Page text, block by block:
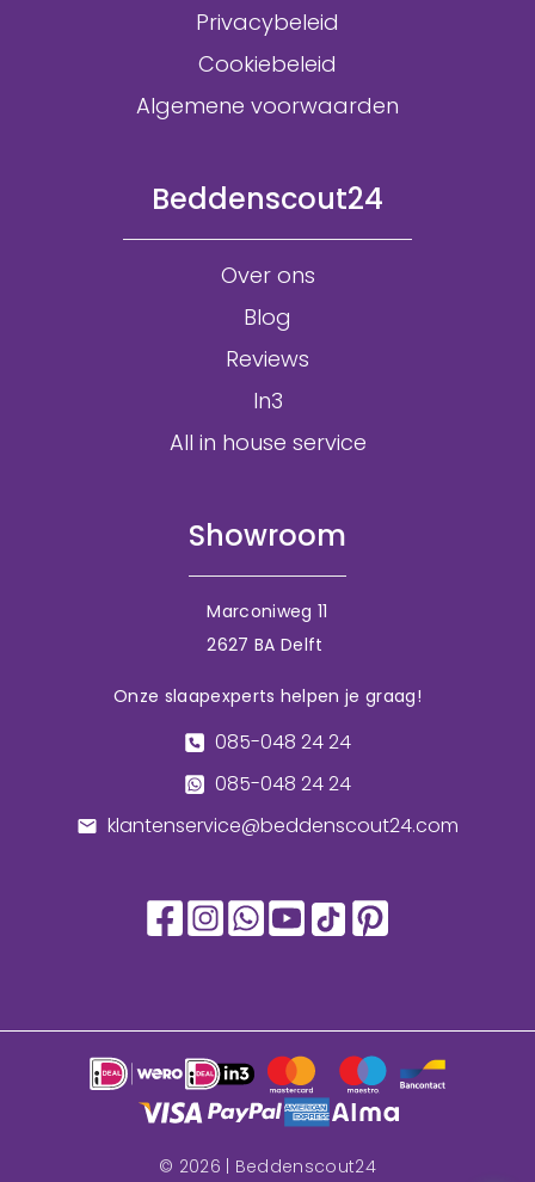
Privacybeleid
Cookiebeleid
Algemene voorwaarden
Beddenscout24
Over ons
Blog
Reviews
In3
All in house service
Showroom
Marconiweg 11
2627 BA Delft
Onze slaapexperts helpen je graag!
085-048 24 24
085-048 24 24
klantenservice@beddenscout24.com
© 2026 | Beddenscout24